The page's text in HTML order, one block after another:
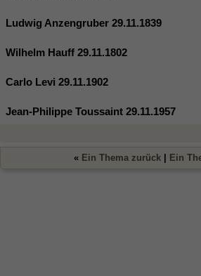
Ludwig Anzengruber 29.11.1839
Wilhelm Hauff 29.11.1802
Carlo Levi 29.11.1902
Jean-Philippe Toussaint 29.11.1957
« Ein Thema zurück Ein